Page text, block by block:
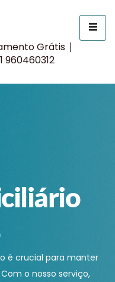
Grátis
960460312
é crucial para manter
o nosso serviço,